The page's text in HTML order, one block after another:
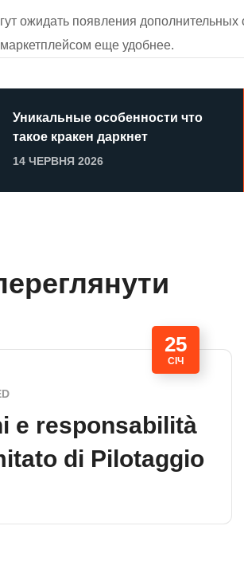
ожидать появления
еще удобнее.
Уникальные особенности что
такое кракен даркнет
14 ЧЕРВНЯ 2026
25
СІЧ
e responsabilità
di Pilotaggio